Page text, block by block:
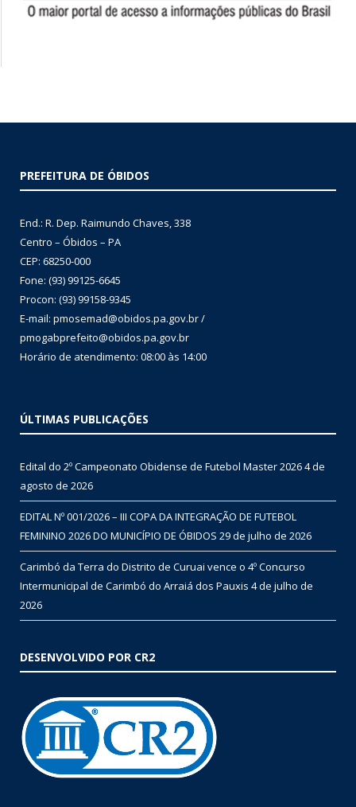
PREFEITURA DE ÓBIDOS
End.: R. Dep. Raimundo Chaves, 338
Centro – Óbidos – PA
CEP: 68250-000
Fone: (93) 99125-6645
Procon: (93) 99158-9345
E-mail: pmosemad@obidos.pa.gov.br /
pmogabprefeito@obidos.pa.gov.br
Horário de atendimento: 08:00 às 14:00
ÚLTIMAS PUBLICAÇÕES
Edital do 2º Campeonato Obidense de Futebol Master 20264 de
agosto de 2026
EDITAL Nº 001/2026 – III COPA DA INTEGRAÇÃO DE FUTEBOL
FEMININO 2026 DO MUNICÍPIO DE ÓBIDOS 29 de julho de 2026
Carimbó da Terra do Distrito de Curuai vence o 4º Concurso
Intermunicipal de Carimbó do Arraiá dos Pauxis 4 de julho de
2026
DESENVOLVIDO POR CR2